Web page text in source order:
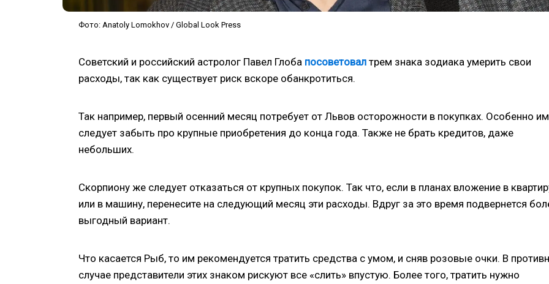
Фото: Anatoly Lomokhov / Global Look Press
Советский и российский астролог Павел Глоба посоветовал трем знака зодиака умерить свои
расходы, так как существует риск вскоре обанкротиться.
Так например, первый осенний месяц потребует от Львов осторожности в покупках. Особенно им
следует забыть про крупные приобретения до конца года. Также не брать кредитов, даже
небольших.
Скорпиону же следует отказаться от крупных покупок. Так что, если в планах вложение в
или в машину, перенесите на следующий месяц эти расходы. Вдруг за это время подвернется
выгодный вариант.
Что касается Рыб, то им рекомендуется тратить средства с умом, и сняв розовые очки. В
случае представители этих знаком рискуют все «слить» впустую. Более того, тратить нужно